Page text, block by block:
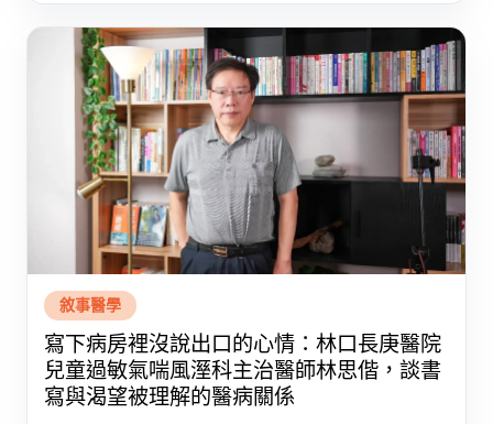
敘事醫學
寫下病房裡沒說出口的心情：林口長庚醫院
兒童過敏氣喘風溼科主治醫師林思偕，談書
寫與渴望被理解的醫病關係